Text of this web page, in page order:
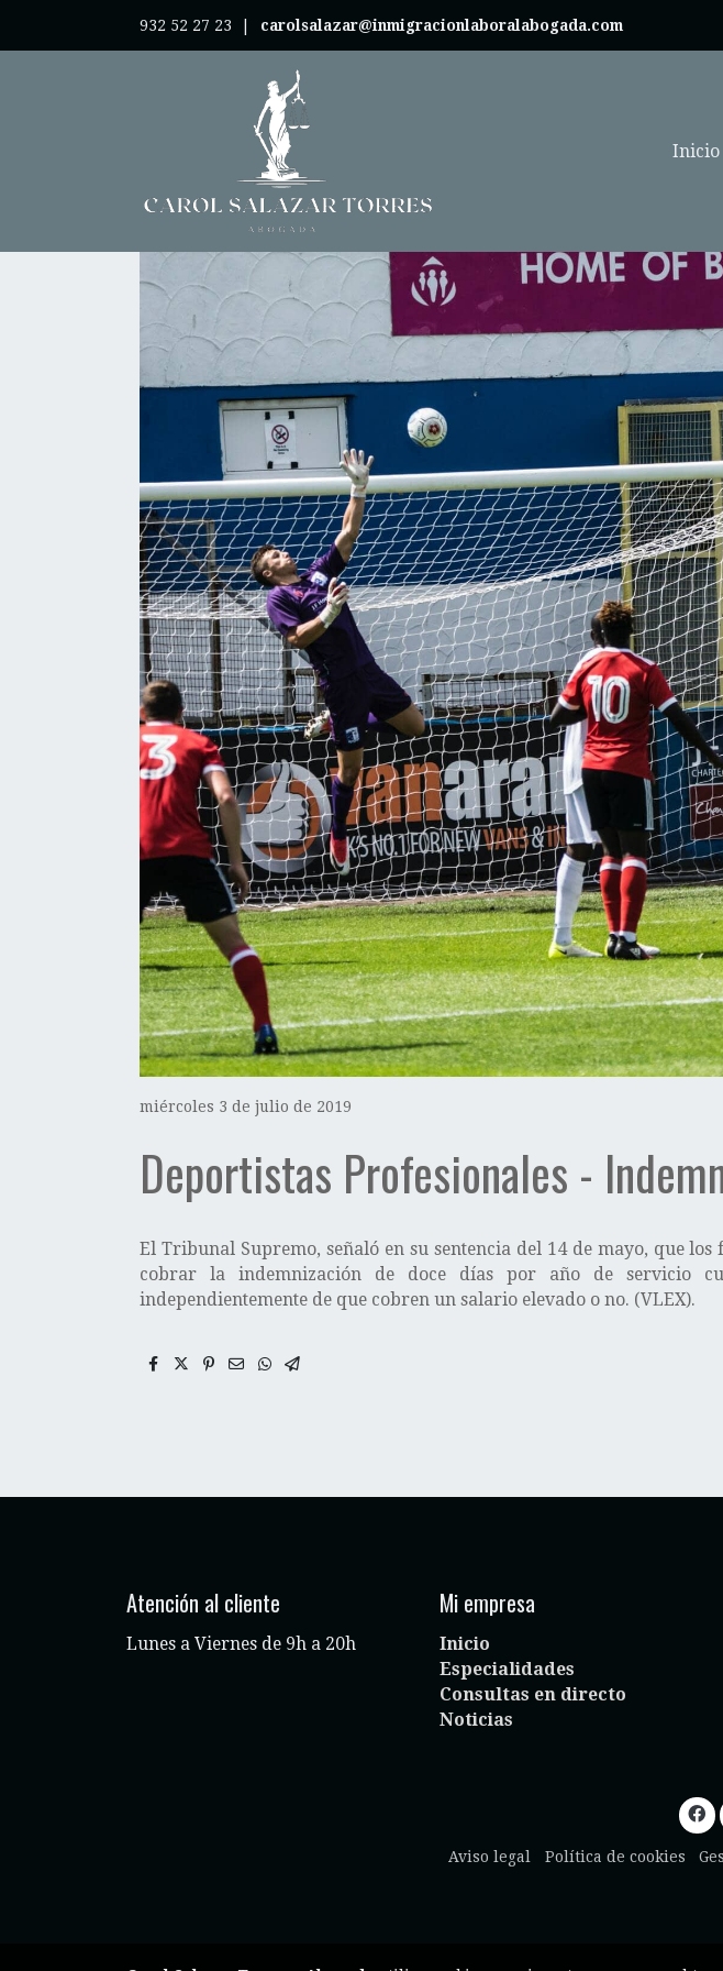
932 52 27 23 carolsalazar@inmigracionlaboralabogada.com
Inicio
miércoles 3 de julio de 2019
Deportistas Profesionales -
El Tribunal Supremo, señaló en su sentencia del 14 de mayo, que
cobrar la indemnización de doce días por año de servicio
independientemente de que cobren un salario elevado o no. (VLEX).
Atención al cliente
Lunes a Viernes de 9h a 20h
Mi empresa
Inicio
Especialidades
Consultas en directo
Noticias
Aviso legal Política de cookies